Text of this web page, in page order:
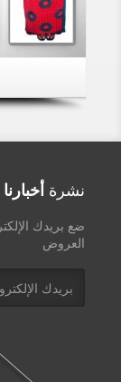
نشرة أخبارنا
ضع بريدك
العروض